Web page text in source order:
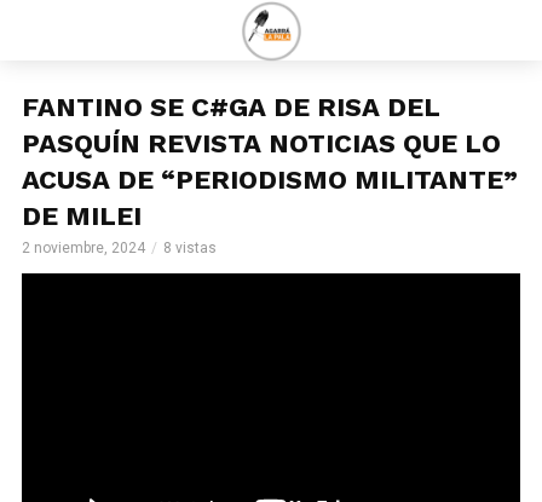
FANTINO SE C#GA DE RISA DEL
PASQUÍN REVISTA NOTICIAS QUE LO
ACUSA DE “PERIODISMO MILITANTE”
DE MILEI
2 noviembre, 2024 8 vistas